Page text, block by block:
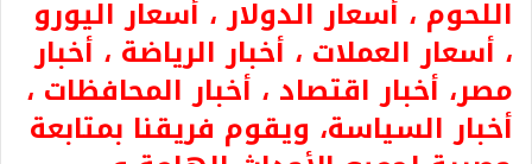
اللحوم ، أسعار الدولار ، أسعار اليورو
، أسعار العملات ، أخبار الرياضة ، أخبار
مصر، أخبار اقتصاد ، أخبار المحافظات ،
أخبار السياسة، ويقوم فريقنا بمتابعة